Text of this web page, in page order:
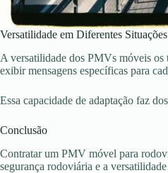
Versatilidade em Diferentes Situações
A versatilidade dos PMVs móveis os
exibir mensagens específicas para
Essa capacidade de adaptação faz
Conclusão
Contratar um PMV móvel para
segurança rodoviária e a